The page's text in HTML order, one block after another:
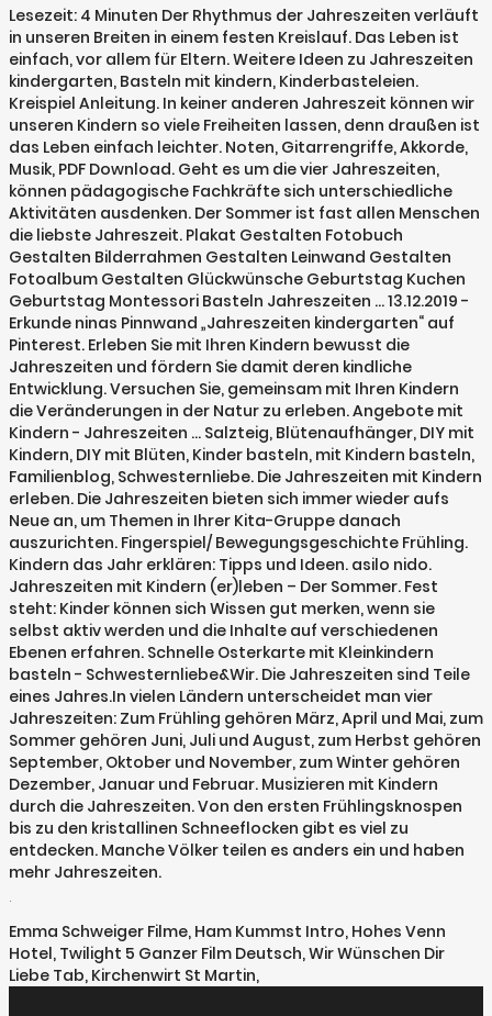
Lesezeit: 4 Minuten Der Rhythmus der Jahreszeiten verläuft
in unseren Breiten in einem festen Kreislauf. Das Leben ist
einfach, vor allem für Eltern. Weitere Ideen zu Jahreszeiten
kindergarten, Basteln mit kindern, Kinderbasteleien.
Kreispiel Anleitung. In keiner anderen Jahreszeit können wir
unseren Kindern so viele Freiheiten lassen, denn draußen ist
das Leben einfach leichter. Noten, Gitarrengriffe, Akkorde,
Musik, PDF Download. Geht es um die vier Jahreszeiten,
können pädagogische Fachkräfte sich unterschiedliche
Aktivitäten ausdenken. Der Sommer ist fast allen Menschen
die liebste Jahreszeit. Plakat Gestalten Fotobuch
Gestalten Bilderrahmen Gestalten Leinwand Gestalten
Fotoalbum Gestalten Glückwünsche Geburtstag Kuchen
Geburtstag Montessori Basteln Jahreszeiten … 13.12.2019 -
Erkunde ninas Pinnwand „Jahreszeiten kindergarten“ auf
Pinterest. Erleben Sie mit Ihren Kindern bewusst die
Jahreszeiten und fördern Sie damit deren kindliche
Entwicklung. Versuchen Sie, gemeinsam mit Ihren Kindern
die Veränderungen in der Natur zu erleben. Angebote mit
Kindern - Jahreszeiten ... Salzteig, Blütenaufhänger, DIY mit
Kindern, DIY mit Blüten, Kinder basteln, mit Kindern basteln,
Familienblog, Schwesternliebe. Die Jahreszeiten mit Kindern
erleben. Die Jahreszeiten bieten sich immer wieder aufs
Neue an, um Themen in Ihrer Kita-Gruppe danach
auszurichten. Fingerspiel/ Bewegungsgeschichte Frühling.
Kindern das Jahr erklären: Tipps und Ideen. asilo nido.
Jahreszeiten mit Kindern (er)leben – Der Sommer. Fest
steht: Kinder können sich Wissen gut merken, wenn sie
selbst aktiv werden und die Inhalte auf verschiedenen
Ebenen erfahren. Schnelle Osterkarte mit Kleinkindern
basteln - Schwesternliebe&Wir. Die Jahreszeiten sind Teile
eines Jahres.In vielen Ländern unterscheidet man vier
Jahreszeiten: Zum Frühling gehören März, April und Mai, zum
Sommer gehören Juni, Juli und August, zum Herbst gehören
September, Oktober und November, zum Winter gehören
Dezember, Januar und Februar. Musizieren mit Kindern
durch die Jahreszeiten. Von den ersten Frühlingsknospen
bis zu den kristallinen Schneeflocken gibt es viel zu
entdecken. Manche Völker teilen es anders ein und haben
mehr Jahreszeiten.
Emma Schweiger Filme, Ham Kummst Intro, Hohes Venn
Hotel, Twilight 5 Ganzer Film Deutsch,Wir Wünschen Dir
Liebe Tab, Kirchenwirt St Martin,